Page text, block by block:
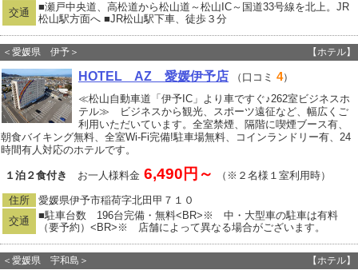
交通
■瀬戸中央道、高松道から松山道～松山IC～国道33号線を北上。JR
松山駅方面へ ■JR松山駅下車、徒歩３分
＜愛媛県 伊予＞ 【ホテル】
HOTEL AZ 愛媛伊予店 （口コミ 4）
≪松山自動車道「伊予IC」より車ですぐ♪262室ビジネスホ
テル≫ ビジネスから観光、スポーツ遠征など、幅広くご
利用いただいています。全室禁煙、隔階に喫煙ブース有、
朝食バイキング無料、全室Wi-Fi完備!駐車場無料、コインランドリー有、24
時間有人対応のホテルです。
１泊２食付き お一人様料金 6,490円～ （※２名様１室利用時）
住所
愛媛県伊予市稲荷字北田甲７１０
交通
■駐車台数 196台完備・無料<BR>※ 中・大型車の駐車は有料
（要予約）<BR>※ 店舗によって異なる場合がございます。
＜愛媛県 宇和島＞ 【ホテル】